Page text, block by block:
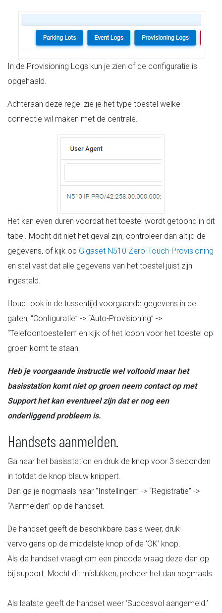
In de Provisioning Logs kun je zien of de configuratie is
opgehaald.
Achteraan deze regel zie je het type toestel welke
connectie wil maken met de centrale.
Het kan even duren voordat het toestel wordt getoond in dit
tabel. Mocht dit niet het geval zijn, controleer dan altijd de
gegevens, of kijk op Gigaset N510 Zero-Touch-Provisioning
en stel vast dat alle gegevens van het toestel juist zijn
ingesteld.
Houdt ook in de tussentijd voorgaande gegevens in de
gaten, “Configuratie” -> “Auto-Provisioning” ->
“Telefoontoestellen” en kijk of het icoon voor het toestel op
groen komt te staan.
Heb je voorgaande instructie wel voltooid maar het
basisstation komt niet op groen neem contact op met
Support het kan eventueel zijn dat er nog een
onderliggend probleem is.
Handsets aanmelden.
Ga naar het basisstation en druk de knop voor 3 seconden
in totdat de knop blauw knippert.
Dan ga je nogmaals naar “Instellingen” -> “Registratie” ->
“Aanmelden” op de handset.
De handset geeft de beschikbare basis weer, druk
vervolgens op de middelste knop of de ‘OK’ knop.
Als de handset vraagt om een pincode vraag deze dan op
bij support. Mocht dit mislukken, probeer het dan nogmaals.
Als laatste geeft de handset weer ‘Succesvol aangemeld.’